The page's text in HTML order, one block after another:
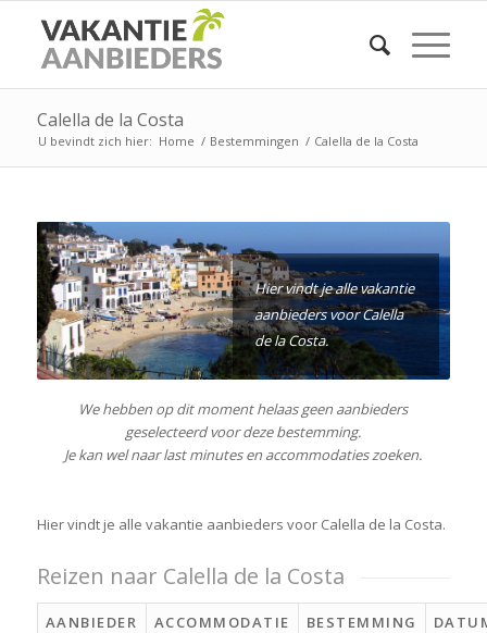
Calella de la Costa
U bevindt zich hier: Home / Bestemmingen / Calella de la Costa
Hier vindt je alle vakantie
aanbieders voor Calella
de la Costa.
We hebben op dit moment helaas geen aanbieders
geselecteerd voor deze bestemming.
Je kan wel naar last minutes en accommodaties zoeken.
Hier vindt je alle vakantie aanbieders voor Calella de la Costa.
Reizen naar Calella de la Costa
AANBIEDER ACCOMMODATIE BESTEMMING